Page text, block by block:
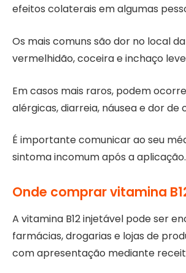
efeitos colaterais em algumas
Os mais comuns são dor no local
vermelhidão, coceira e inchaço
Em casos mais raros, podem
alérgicas, diarreia, náusea e dor de
É importante comunicar ao seu
sintoma incomum após a aplicação.
Onde comprar vitamina
A vitamina B12 injetável pode ser
farmácias, drogarias e lojas de
com apresentação mediante